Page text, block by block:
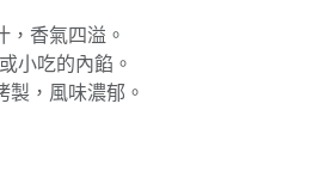
，香氣四溢。
小吃的內餡。
製，風味濃郁。